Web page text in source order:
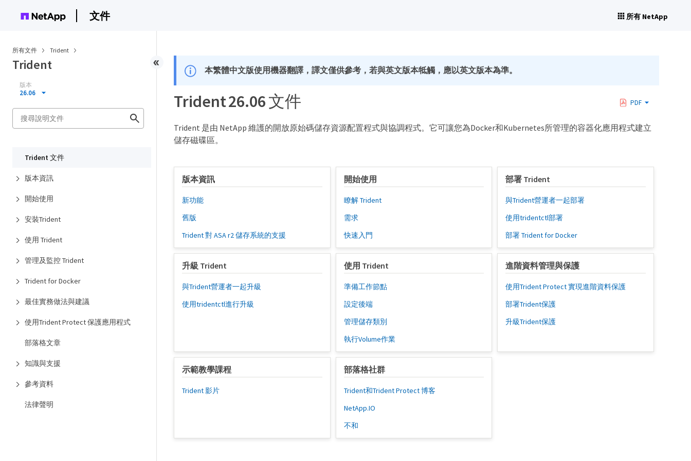
文件 所有 NetApp
所有文件 Trident
Trident
版本
26.06
Trident 文件
版本資訊
開始使用
安裝Trident
使用 Trident
管理及監控 Trident
Trident for Docker
最佳實務做法與建議
使用Trident Protect 保護應用程式
部落格文章
知識與支援
參考資料
法律聲明
本繁體中文版使用機器翻譯，譯文僅供參考，若與英文版本牴觸，應以英文版本為準。
Trident 26.06 文件 PDF
Trident 是由 NetApp 維護的開放原始碼儲存資源配置程式與協調程式。它可讓您為Docker和Kubernetes所管理的容器化應用程式建立
儲存磁碟區。
版本資訊
新功能
舊版
Trident 對 ASA r2 儲存系統的支援
開始使用
瞭解 Trident
需求
快速入門
部署 Trident
與Trident營運者一起部署
使用tridentctl部署
部署 Trident for Docker
升級 Trident
與Trident營運者一起升級
使用tridentctl進行升級
使用 Trident
準備工作節點
設定後端
管理儲存類別
執行Volume作業
進階資料管理與保護
使用Trident Protect 實現進階資料保護
部署Trident保護
升級Trident保護
示範教學課程
Trident 影片
部落格社群
Trident和Trident Protect 博客
NetApp.IO
不和